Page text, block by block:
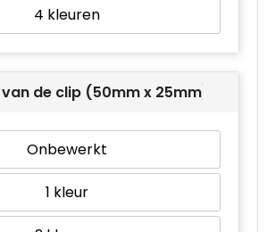
4
de clip (50mm x 25mm)
Onbewerkt
1